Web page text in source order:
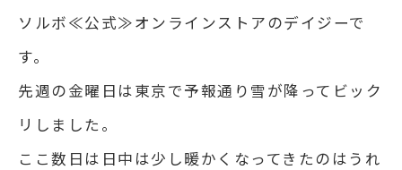
ソルボ≪公式≫オンラインストアのデイジーで
す。
先週の金曜日は東京で予報通り雪が降ってビック
リしました。
ここ数日は日中は少し暖かくなってきたのはうれ